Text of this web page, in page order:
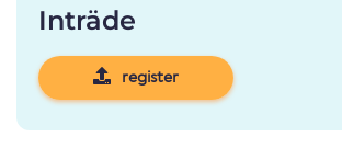
Inträde
register